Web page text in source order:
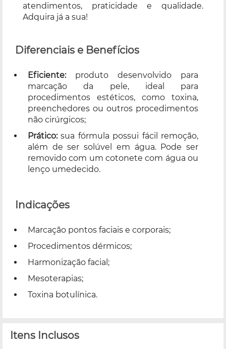
atendimentos, praticidade e qualidade.
Adquira já a sua!
Diferenciais e Benefícios
Eficiente: produto desenvolvido para
marcação da pele, ideal para
procedimentos estéticos, como toxina,
preenchedores ou outros procedimentos
não cirúrgicos;
Prático:sua fórmula possui fácil remoção,
além de ser solúvel em água. Pode ser
removido com um cotonete com água ou
lenço umedecido.
Indicações
Marcação pontos faciais e corporais;
Procedimentos dérmicos;
Harmonização facial;
Mesoterapias;
Toxina botulínica.
Itens Inclusos